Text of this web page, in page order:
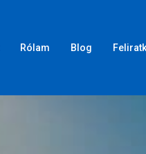
Rólam Blog